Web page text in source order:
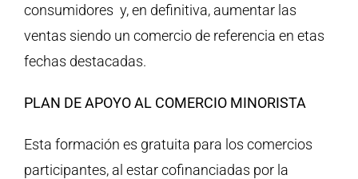
consumidores y, en definitiva, aumentar las
ventas siendo un comercio de referencia en etas
fechas destacadas.
PLAN DE APOYO AL COMERCIO MINORISTA
Esta formación es gratuita para los comercios
participantes, al estar cofinanciadas por la